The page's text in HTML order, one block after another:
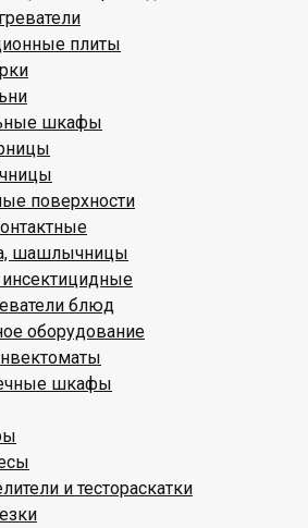
плиты
шкафы
поверхности
шашлычницы
блюд
оборудование
шкафы
и тестораскатки